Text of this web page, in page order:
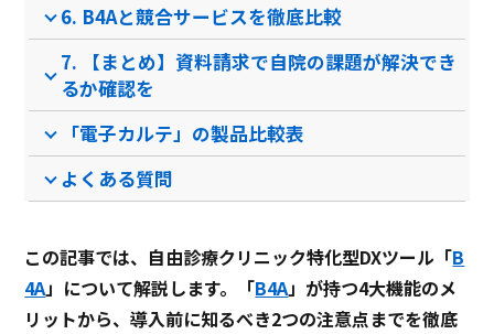
ソフト種別
資料ダウンロード
クラウド型ソフト
PCブラウザスマートフォ
ンブラウザ
/
クラウド型ソフト
/
6. B4Aと競合サービスを徹底比較
7. 【まとめ】資料請求で自院の課題が解決でき
るか確認を
「電子カルテ」の製品比較表
よくある質問
この記事では、自由診療クリニック特化型DXツール「B
4A」について解説します。「B4A」が持つ4大機能のメ
リットから、導入前に知るべき2つの注意点までを徹底